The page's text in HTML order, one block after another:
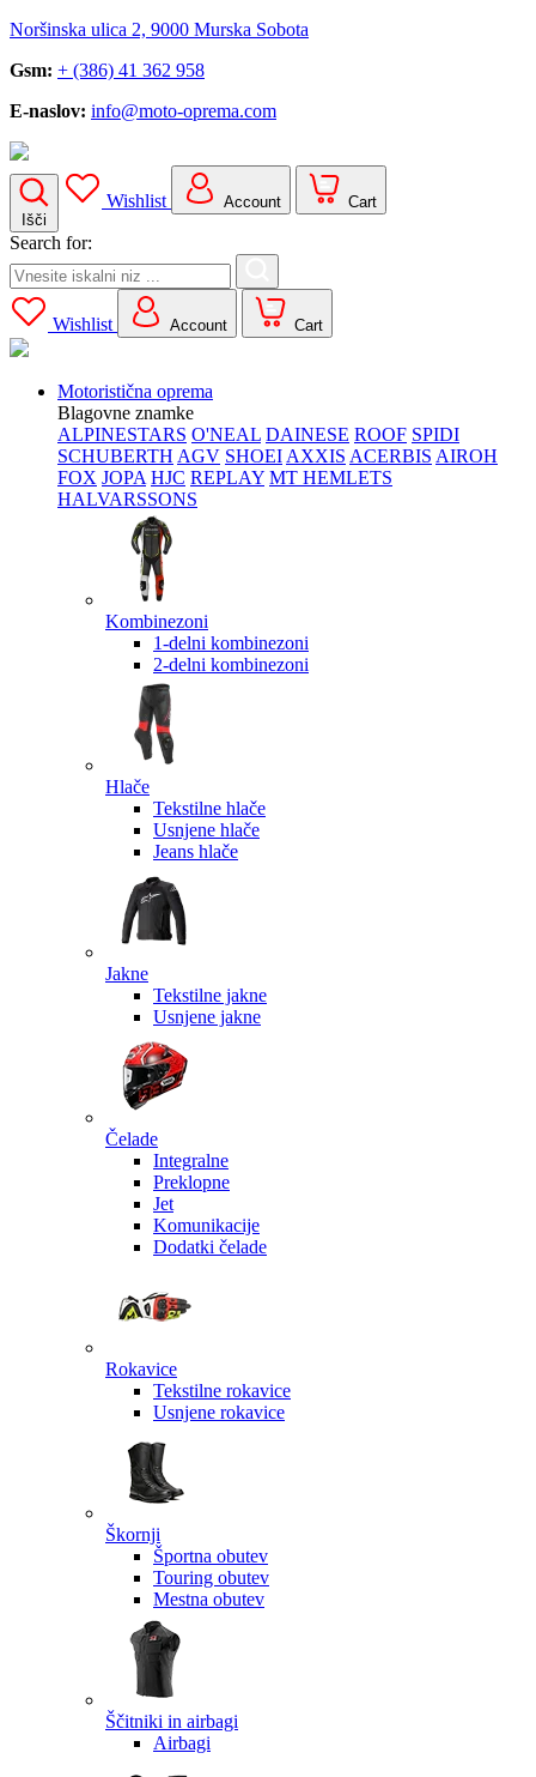
Noršinska ulica 2, 9000 Murska Sobota
Gsm: + (386) 41 362 958
E-naslov: info@moto-oprema.com
Išči
Wishlist Account Cart
Search for:
Wishlist Account Cart
Motoristična oprema
Blagovne znamke
ALPINESTARS O'NEAL DAINESE ROOF SPIDI
SCHUBERTH AGV SHOEI AXXIS ACERBIS AIROH
FOX JOPA HJC REPLAY MT HEMLETS
HALVARSSONS
Kombinezoni
1-delni kombinezoni
2-delni kombinezoni
Hlače
Tekstilne hlače
Usnjene hlače
Jeans hlače
Jakne
Tekstilne jakne
Usnjene jakne
Čelade
Integralne
Preklopne
Jet
Komunikacije
Dodatki čelade
Rokavice
Tekstilne rokavice
Usnjene rokavice
Škornji
Športna obutev
Touring obutev
Mestna obutev
Ščitniki in airbagi
Airbagi